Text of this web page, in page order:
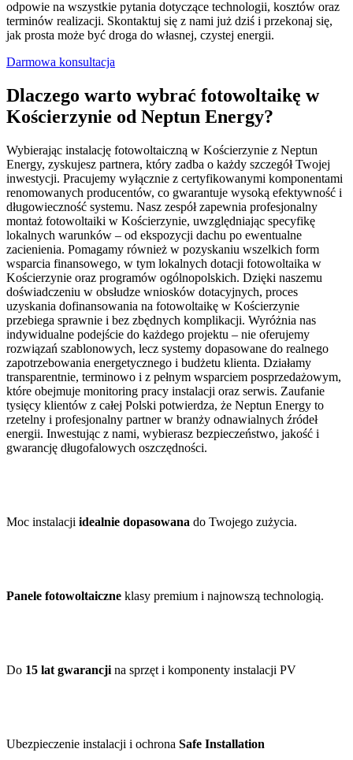
odpowie na wszystkie pytania dotyczące technologii, kosztów oraz
terminów realizacji. Skontaktuj się z nami już dziś i przekonaj się,
jak prosta może być droga do własnej, czystej energii.
Darmowa konsultacja
Dlaczego warto wybrać fotowoltaikę w
Kościerzynie od Neptun Energy?
Wybierając instalację fotowoltaiczną w Kościerzynie z Neptun
Energy, zyskujesz partnera, który zadba o każdy szczegół Twojej
inwestycji. Pracujemy wyłącznie z certyfikowanymi komponentami
renomowanych producentów, co gwarantuje wysoką efektywność i
długowieczność systemu. Nasz zespół zapewnia profesjonalny
montaż fotowoltaiki w Kościerzynie, uwzględniając specyfikę
lokalnych warunków – od ekspozycji dachu po ewentualne
zacienienia. Pomagamy również w pozyskaniu wszelkich form
wsparcia finansowego, w tym lokalnych dotacji fotowoltaika w
Kościerzynie oraz programów ogólnopolskich. Dzięki naszemu
doświadczeniu w obsłudze wniosków dotacyjnych, proces
uzyskania dofinansowania na fotowoltaikę w Kościerzynie
przebiega sprawnie i bez zbędnych komplikacji. Wyróżnia nas
indywidualne podejście do każdego projektu – nie oferujemy
rozwiązań szablonowych, lecz systemy dopasowane do realnego
zapotrzebowania energetycznego i budżetu klienta. Działamy
transparentnie, terminowo i z pełnym wsparciem posprzedażowym,
które obejmuje monitoring pracy instalacji oraz serwis. Zaufanie
tysięcy klientów z całej Polski potwierdza, że Neptun Energy to
rzetelny i profesjonalny partner w branży odnawialnych źródeł
energii. Inwestując z nami, wybierasz bezpieczeństwo, jakość i
gwarancję długofalowych oszczędności.
Moc instalacji idealnie dopasowana do Twojego zużycia.
Panele fotowoltaiczne klasy premium i najnowszą technologią.
Do 15 lat gwarancji na sprzęt i komponenty instalacji PV
Ubezpieczenie instalacji i ochrona Safe Installation